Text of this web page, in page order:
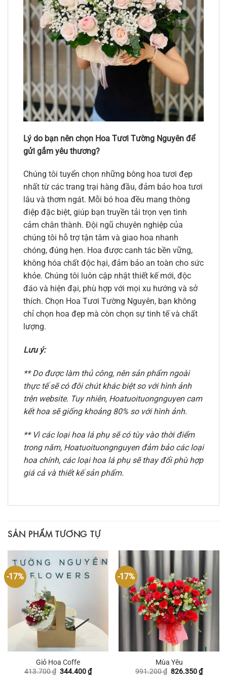
Lý do bạn nên chọn Hoa Tươi Tường Nguyên để
gửi gắm yêu thương?
Chúng tôi tuyển chọn những bông hoa tươi đẹp
nhất từ các trang trại hàng đầu, đảm bảo hoa tươi
lâu và thơm ngát. Mỗi bó hoa đều mang thông
điệp đặc biệt, giúp bạn truyền tải trọn vẹn tình
cảm chân thành. Đội ngũ chuyên nghiệp của
chúng tôi hỗ trợ tận tâm và giao hoa nhanh
chóng, đúng hẹn. Hoa được canh tác bền vững,
không hóa chất độc hại, đảm bảo an toàn cho sức
khỏe. Chúng tôi luôn cập nhật thiết kế mới, độc
đáo và hiện đại, phù hợp với mọi xu hướng và sở
thích. Chọn Hoa Tươi Tường Nguyên, bạn không
chỉ chọn hoa đẹp mà còn chọn sự tinh tế và chất
lượng.
Lưu ý:
** Do được làm thủ công, nên sản phẩm ngoài
thực tế sẽ có đôi chút khác biệt so với hình ảnh
trên website. Tuy nhiên, Hoatuoituongnguyen cam
kết hoa sẽ giống khoảng 80% so với hình ảnh.
** Vì các loại hoa lá phụ sẽ có tùy vào thời điểm
trong năm, Hoatuoituongnguyen đảm bảo các loại
hoa chính, các loại hoa lá phụ sẽ thay đổi phù hợp
giá cả và thiết kế sản phẩm.
SẢN PHẨM TƯƠNG TỰ
-17%
Giỏ Hoa Coffe
413.700₫ Giá
344.400₫Giá
hiện
-17%
Mùa Yêu
991.200₫ Giá
826.350₫Giá
hiện